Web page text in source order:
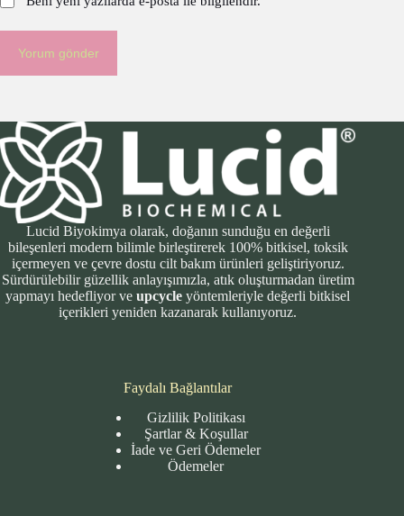
Yorum gönder
Lucid Biyokimya olarak, doğanın sunduğu en değerli
bileşenleri modern bilimle birleştirerek 100% bitkisel, toksik
içermeyen ve çevre dostu cilt bakım ürünleri geliştiriyoruz.
Sürdürülebilir güzellik anlayışımızla, atık oluşturmadan üretim
yapmayı hedefliyor veupcycle yöntemleriyle değerli bitkisel
içerikleri yeniden kazanarak kullanıyoruz.
Faydalı Bağlantılar
Gizlilik Politikası
Şartlar & Koşullar
İade ve Geri Ödemeler
Ödemeler